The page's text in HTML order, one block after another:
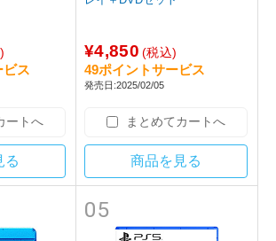
ビス
ートへ
る
¥4,850 (税込)
49ポイントサービス
発売日:2025/02/05
まとめてカートへ
商品を見る
05